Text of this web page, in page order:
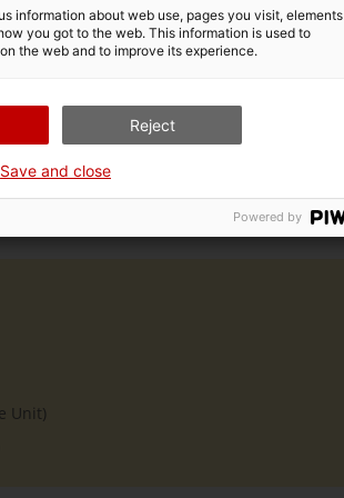
la fira MEDICA
Unit)
information about web use, pages you visit, elements
you got to the web. This information is used to
the web and to improve its experience.
Reject
Save and close
Powered by